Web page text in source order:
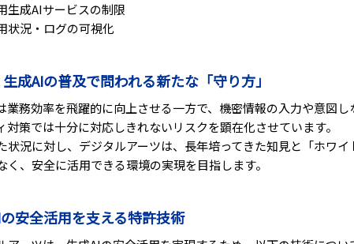
成AIサービスの制限
況・ログの可視化
成AIの普及で問われる新たな「守り方」
業務効率を飛躍的に向上させる一方で、機密情報の入力や意図
対策では十分に対応しきれないリスクを顕在化させています。
状況に対し、デジタルアーツは、長年培ってきた知見と「ホワ
く、安全に活用できる環境の実現を目指します。
安全活用を支える特許技術